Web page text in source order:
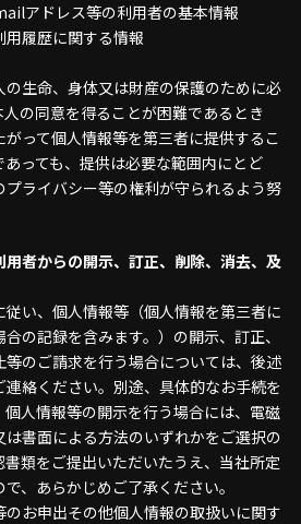
アドレス等の利用者の基本情報
用履歴に関する情報
生命、身体又は財産の保護のために必
の同意を得ることが困難であるとき
って個人情報等を第三者に提供するこ
っても、提供は必要な範囲内にとど
ライバシー等の権利が守られるよう努
用者からの開示、訂正、削除、消去、及
い、個人情報等（個人情報を第三者に
の記録を含みます。）の開示、訂正、
のご請求を行う場合については、後述
絡ください。別途、具体的なお手続を
人情報等の開示を行う場合には、電磁
書面による方法のいずれかをご選択の
類をご提出いただいたうえ、当社所定
、あらかじめご了承ください。
お申出その他個人情報の取扱いに関す